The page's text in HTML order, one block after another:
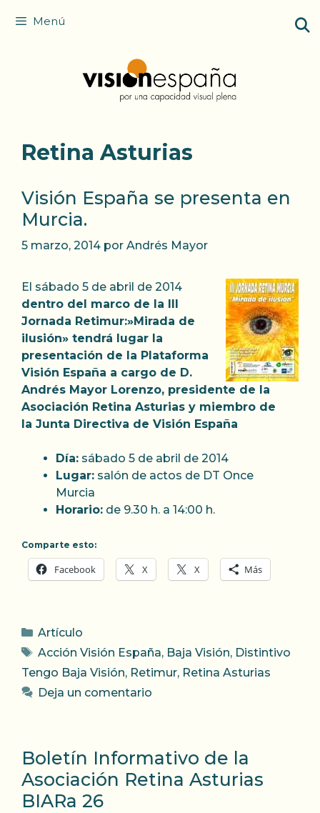
Menú
Retina Asturias
Visión España se presenta en
Murcia.
5 marzo, 2014 por Andrés Mayor
El sábado 5 de abril de 2014
dentro del marco de la III
Jornada Retimur:»Mirada de
ilusión» tendrá lugar la
presentación de la Plataforma
Visión España a cargo de D.
Andrés Mayor Lorenzo, presidente de la
Asociación Retina Asturias y miembro de
la Junta Directiva de Visión España
Día: sábado 5 de abril de 2014
Lugar: salón de actos de DT Once
Murcia
Horario: de 9.30 h. a 14:00 h.
Comparte esto:
Facebook X X Más
Categorías
Artículo
Etiquetas
Acción Visión España, Baja Visión, Distintivo
Tengo Baja Visión, Retimur, Retina Asturias
Deja un comentario
Boletí­n Informativo de la
Asociación Retina Asturias
BIARa 26